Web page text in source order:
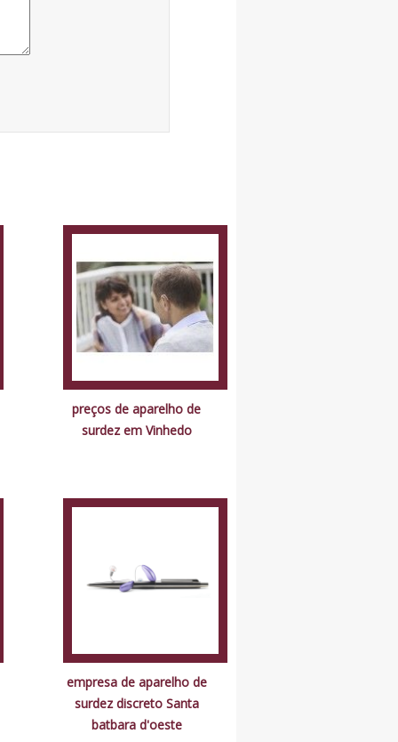
preços de aparelho de
surdez em Vinhedo
empresa de aparelho de
surdez discreto Santa
batbara d'oeste